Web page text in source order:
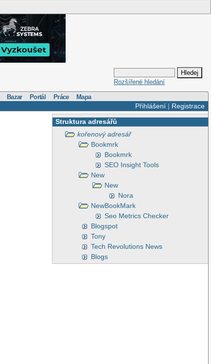
Rozšířené hledání
Bazar Portál Práce Mapa
Přihlášení| Registrace
Struktura adresářů
kořenový adresář
Bookmrk
Bookmrk
SEO Insight Tools
New
New
Nora
NewBookMark
Seo Metrics Checker
Blogspot
Tony
Tech Revolutions News
Blogs